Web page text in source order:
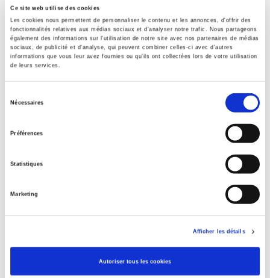
Ce site web utilise des cookies
Les cookies nous permettent de personnaliser le contenu et les annonces, d'offrir des
fonctionnalités relatives aux médias sociaux et d'analyser notre trafic. Nous partageons
également des informations sur l'utilisation de notre site avec nos partenaires de médias
sociaux, de publicité et d'analyse, qui peuvent combiner celles-ci avec d'autres
informations que vous leur avez fournies ou qu'ils ont collectées lors de votre utilisation
de leurs services.
Nécessaires
Préférences
Statistiques
Marketing
Afficher les détails
Autoriser tous les cookies
Les versets de l'invincibilité
Permanence et changements religieux dans l'Algérie
contemporaine